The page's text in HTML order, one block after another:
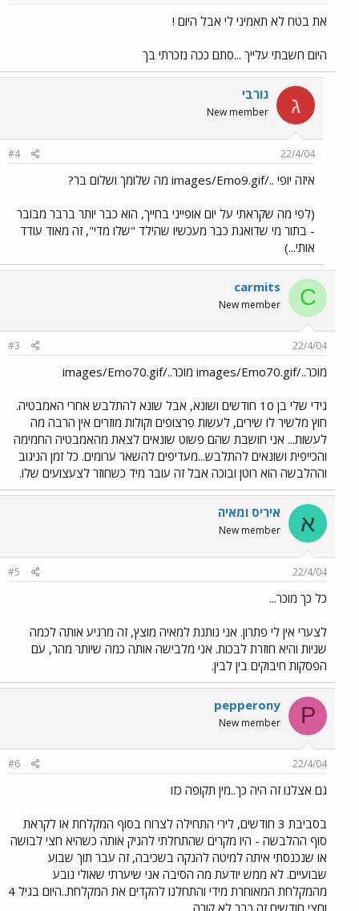
את בטח לא תאמיני לי אבל היום !
היום חשבתי עלייך ...סתם ככה נזכרתי בך
ג גורבי
New member
22/4/04
#4
איזה יופי ../images/Emo9.gif מה שלומך ושלום בר?
(לפי מה שקראתי על יום אופייני בחייך, הוא כבר יותר ברבר מבובר
- בתור מי שדואגת כבר מעכשיו שהילד "שלו מדי", זה מאוד עודד
אותי...)
C
carmits
New member
22/4/04
#3
מוכר../images/Emo70.gif מוכר../images/Emo70.gif
גידי שלי בן 10 חודשים ושונא, אבל שונא להתלבש אחרי האמבטיה.
חוץ מלשיר לו שירים, לעשות פרצופים וקולות מוזרים אין הרבה מה
לעשות... אני חושבת שהם פשוט שונאים לצאת מהאמבטיה החמימה
והכייפית ושונאים להתלבש...מעדיפים להשאר ערומים. כל זמן הניגוב
וההלבשה הוא רוטן ובוכה אבל זה עובר מיד כשחוזר לצעצועים שלו.
א איריס ומאיה
New member
22/4/04
#5
כל כך מוכר...
לצערי אין לי פתרון. אני נותנת למאיה מוצץ, זה מרגיע אותה לכמה
שניות והיא חוזרת לבכות. אני מלבישה אותה כמה שיותר מהר, עם
הפסקות חיבוקים בין לבין.
P
pepperony
New member
22/4/04
#6
גם אצלנו זה היה כך..מין תקופה כזו
בסביבת 3 חודשים, לירי התחילה לצרוח בסוף המקלחת או לקראת
סוף ההלבשה - היו מקרים שהתחלתי להניק אותה כשהיא חצי לבושה
או שנכנסתי איתה למיטה להנקה בשכיבה, זה עבר תוך שבוע
שבועיים. לא ממש יודעת מה הסיבה אני שיערתי שאולי נובע
מהמקלחת המאוחרת מידי והתחלנו להקדים את המקלחת..היום בגיל 4
וחצי חודשים זה כבר לא קורה.